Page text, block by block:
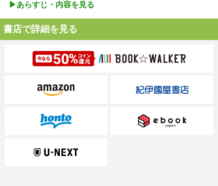
▶︎あらすじ・内容を見る
書店で詳細を見る